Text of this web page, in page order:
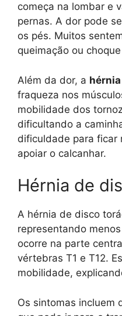
começa na lombar e
pernas. A dor pode
os pés. Muitos
queimação ou
Além da dor, a
fraqueza nos
mobilidade dos
dificultando a
dificuldade para ficar
apoiar o calcanhar.
Hérnia de
A hérnia de disco
representando
ocorre na parte
vértebras T1 e T12.
mobilidade,
Os sintomas incluem